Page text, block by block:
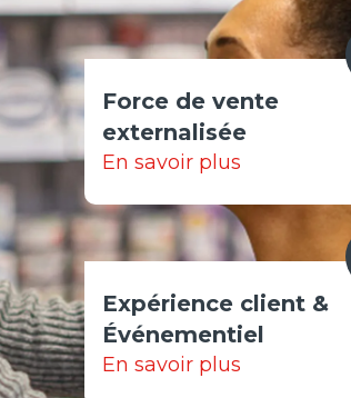
Force de vente
externalisée
En savoir plus
Expérience client &
Événementiel
En savoir plus